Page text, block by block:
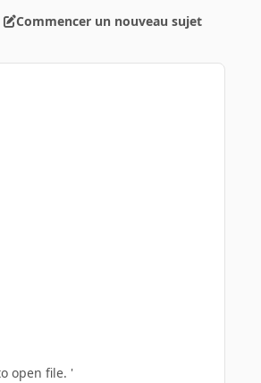
Commencer un nouveau sujet
open file. '